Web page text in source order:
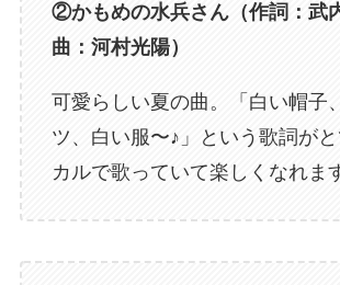
②かもめの水兵さん（作詞：武
曲：河村光陽）
可愛らしい夏の曲。「白い帽子
ツ、白い服〜♪」という歌詞がと
カルで歌っていて楽しくなれま